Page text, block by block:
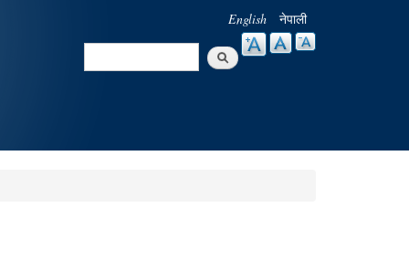
English नेपाली
Search